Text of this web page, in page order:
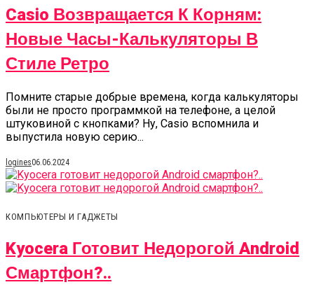
Casio Возвращается К Корням:
Новые Часы-Калькуляторы В
Стиле Ретро
Помните старые добрые времена, когда калькуляторы
были не просто программкой на телефоне, а целой
штуковиной с кнопками? Ну, Casio вспомнила и
выпустила новую серию...
logines06.06.2024
КОМПЬЮТЕРЫ И ГАДЖЕТЫ
Kyocera Готовит Недорогой Android
Смартфон?..